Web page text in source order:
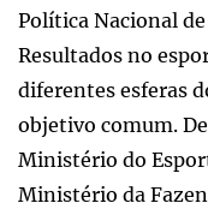
Política Nacional
Resultados no
diferentes esferas
objetivo comum.
Ministério do
Ministério da